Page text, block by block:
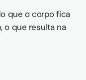
que o corpo fica
o que resulta na